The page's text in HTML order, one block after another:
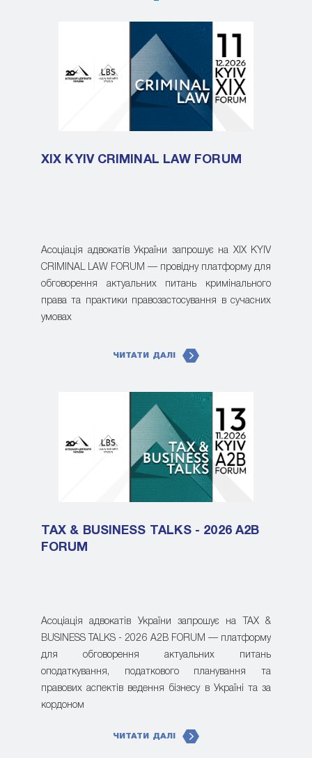
XIX KYIV CRIMINAL LAW FORUM
Асоціація адвокатів України запрошує на XIX KYIV
CRIMINAL LAW FORUM — провідну платформу для
обговорення актуальних питань кримінального
права та практики правозастосування в сучасних
умовах
ЧИТАТИ ДАЛІ
TAX & BUSINESS TALKS - 2026 A2B
FORUM
Асоціація адвокатів України запрошує на TAX &
BUSINESS TALKS - 2026 A2B FORUM — платформу
для обговорення актуальних питань
оподаткування, податкового планування та
правових аспектів ведення бізнесу в Україні та за
кордоном
ЧИТАТИ ДАЛІ